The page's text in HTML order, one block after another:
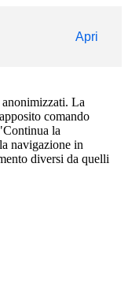
Apri
La
comando
la
navigazione in
diversi da quelli